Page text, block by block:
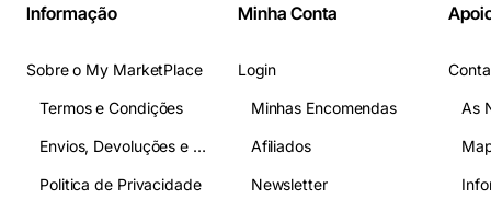
Informação
Sobre o My MarketPlace
Termos e Condições
Envios, Devoluções e Pagamentos
Politica de Privacidade
Minha Conta
Login
Minhas Encomendas
Afiliados
Newsletter
As